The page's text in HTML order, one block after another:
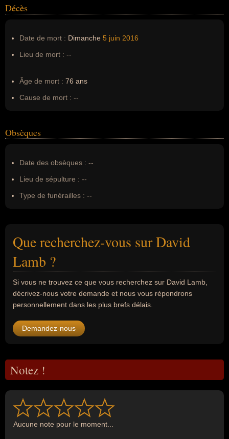
Décès
Date de mort : Dimanche 5 juin 2016
Lieu de mort : --
Âge de mort : 76 ans
Cause de mort : --
Obsèques
Date des obsèques : --
Lieu de sépulture : --
Type de funérailles : --
Que recherchez-vous sur David
Lamb ?
Si vous ne trouvez ce que vous recherchez sur David Lamb,
décrivez-nous votre demande et nous vous répondrons
personnellement dans les plus brefs délais.
Demandez-nous
Notez !
Aucune note pour le moment...